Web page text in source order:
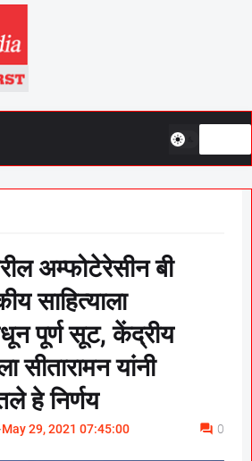
अम्फोटेरेसीन बी
साहित्याला
पूर्ण सूट, केंद्रीय
सीतारामन यांनी
हे निर्णय
May 29, 2021 07:45:00 0